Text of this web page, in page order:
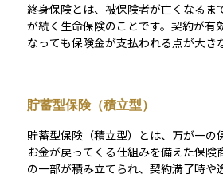
終身保険とは、被保険者が亡くなるま
が続く生命保険のことです。契約が有
なっても保険金が支払われる点が大き
ものや、生涯支払い続けるものなど、
す。遺族への経済的保障を目的に契約
の資金準備や相続対策としても活用さ
と、払い込んだ金額よりも少ない返戻
るため、長期の視点で加入することが
貯蓄型保険（積立型）
貯蓄型保険（積立型）とは、万が一の
お金が戻ってくる仕組みを備えた保険
の一部が積み立てられ、契約満了時や